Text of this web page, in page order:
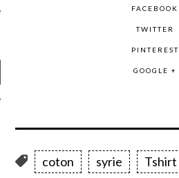
FACEBOOK
TWITTER
PINTEREST
GOOGLE +
coton syrie Tshirt